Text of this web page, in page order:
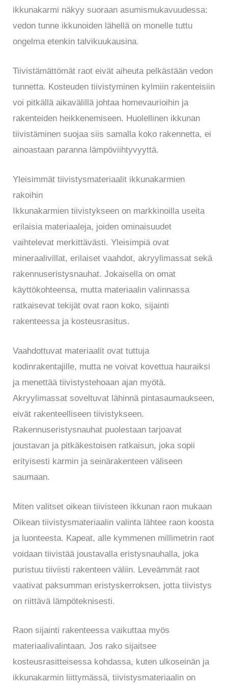
ikkunakarmi näkyy suoraan asumismukavuudessa:
vedon tunne ikkunoiden lähellä on monelle tuttu
ongelma etenkin talvikuukausina.
Tiivistämättömät raot eivät aiheuta pelkästään vedon
tunnetta. Kosteuden tiivistyminen kylmiin rakenteisiin
voi pitkällä aikavälillä johtaa homevaurioihin ja
rakenteiden heikkenemiseen. Huolellinen ikkunan
tiivistäminen suojaa siis samalla koko rakennetta, ei
ainoastaan paranna lämpöviihtyvyyttä.
Yleisimmät tiivistysmateriaalit ikkunakarmien
rakoihin
Ikkunakarmien tiivistykseen on markkinoilla useita
erilaisia materiaaleja, joiden ominaisuudet
vaihtelevat merkittävästi. Yleisimpiä ovat
mineraalivillat, erilaiset vaahdot, akryylimassat sekä
rakennuseristysnauhat. Jokaisella on omat
käyttökohteensa, mutta materiaalin valinnassa
ratkaisevat tekijät ovat raon koko, sijainti
rakenteessa ja kosteusrasitus.
Vaahdottuvat materiaalit ovat tuttuja
kodinrakentajille, mutta ne voivat kovettua hauraiksi
ja menettää tiivistystehoaan ajan myötä.
Akryylimassat soveltuvat lähinnä pintasaumaukseen,
eivät rakenteelliseen tiivistykseen.
Rakennuseristysnauhat puolestaan tarjoavat
joustavan ja pitkäkestoisen ratkaisun, joka sopii
erityisesti karmin ja seinärakenteen väliseen
saumaan.
Miten valitset oikean tiivisteen ikkunan raon mukaan
Oikean tiivistysmateriaalin valinta lähtee raon koosta
ja luonteesta. Kapeat, alle kymmenen millimetrin raot
voidaan tiivistää joustavalla eristysnauhalla, joka
puristuu tiiviisti rakenteen väliin. Leveämmät raot
vaativat paksumman eristyskerroksen, jotta tiivistys
on riittävä lämpöteknisesti.
Raon sijainti rakenteessa vaikuttaa myös
materiaalivalintaan. Jos rako sijaitsee
kosteusrasitteisessa kohdassa, kuten ulkoseinän ja
ikkunakarmin liittymässä, tiivistysmateriaalin on